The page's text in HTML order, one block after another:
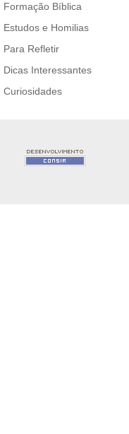
Formação Bíblica
Estudos e Homilias
Para Refletir
Dicas Interessantes
Curiosidades